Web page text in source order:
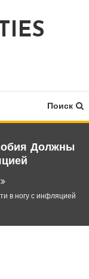
Поиск
Должны
в ногу с инфляцией